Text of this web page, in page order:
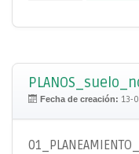
Fecha de creación: 13-